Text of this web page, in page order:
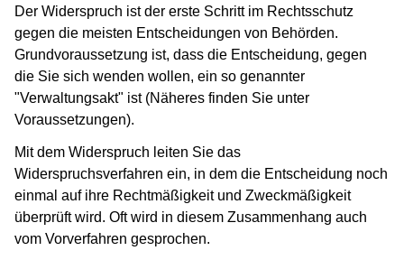
Der Widerspruch ist der erste Schritt im Rechtsschutz
gegen die meisten Entscheidungen von Behörden.
Grundvoraussetzung ist, dass die Entscheidung, gegen
die Sie sich wenden wollen, ein so genannter
"Verwaltungsakt" ist (Näheres finden Sie unter
Voraussetzungen).
Mit dem Widerspruch leiten Sie das
Widerspruchsverfahren ein, in dem die Entscheidung noch
einmal auf ihre Rechtmäßigkeit und Zweckmäßigkeit
überprüft wird. Oft wird in diesem Zusammenhang auch
vom Vorverfahren gesprochen.